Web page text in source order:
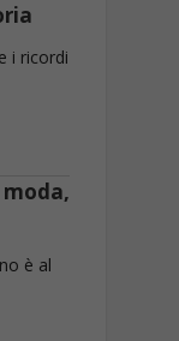
i ricordi
è al